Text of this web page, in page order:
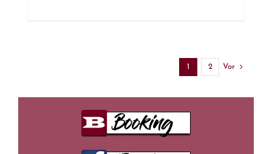
1 2 Vor